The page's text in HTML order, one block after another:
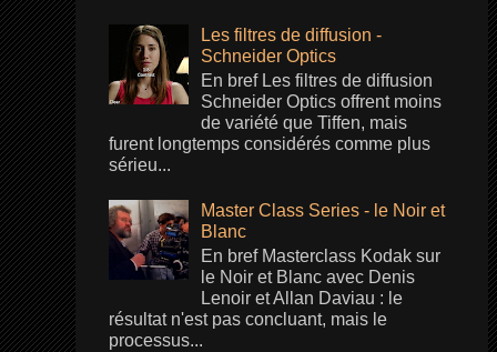
Les filtres de diffusion -
Schneider Optics
En bref Les filtres de diffusion
Schneider Optics offrent moins
de variété que Tiffen, mais
furent longtemps considérés comme plus
sérieu...
Master Class Series - le Noir et
Blanc
En bref Masterclass Kodak sur
le Noir et Blanc avec Denis
Lenoir et Allan Daviau : le
résultat n'est pas concluant, mais le
processus...